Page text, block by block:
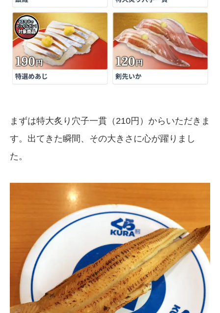
まずは特大炙り穴子一貫（210円）からいただきま
す。出てきた瞬間、その大きさに心が躍りまし
た。